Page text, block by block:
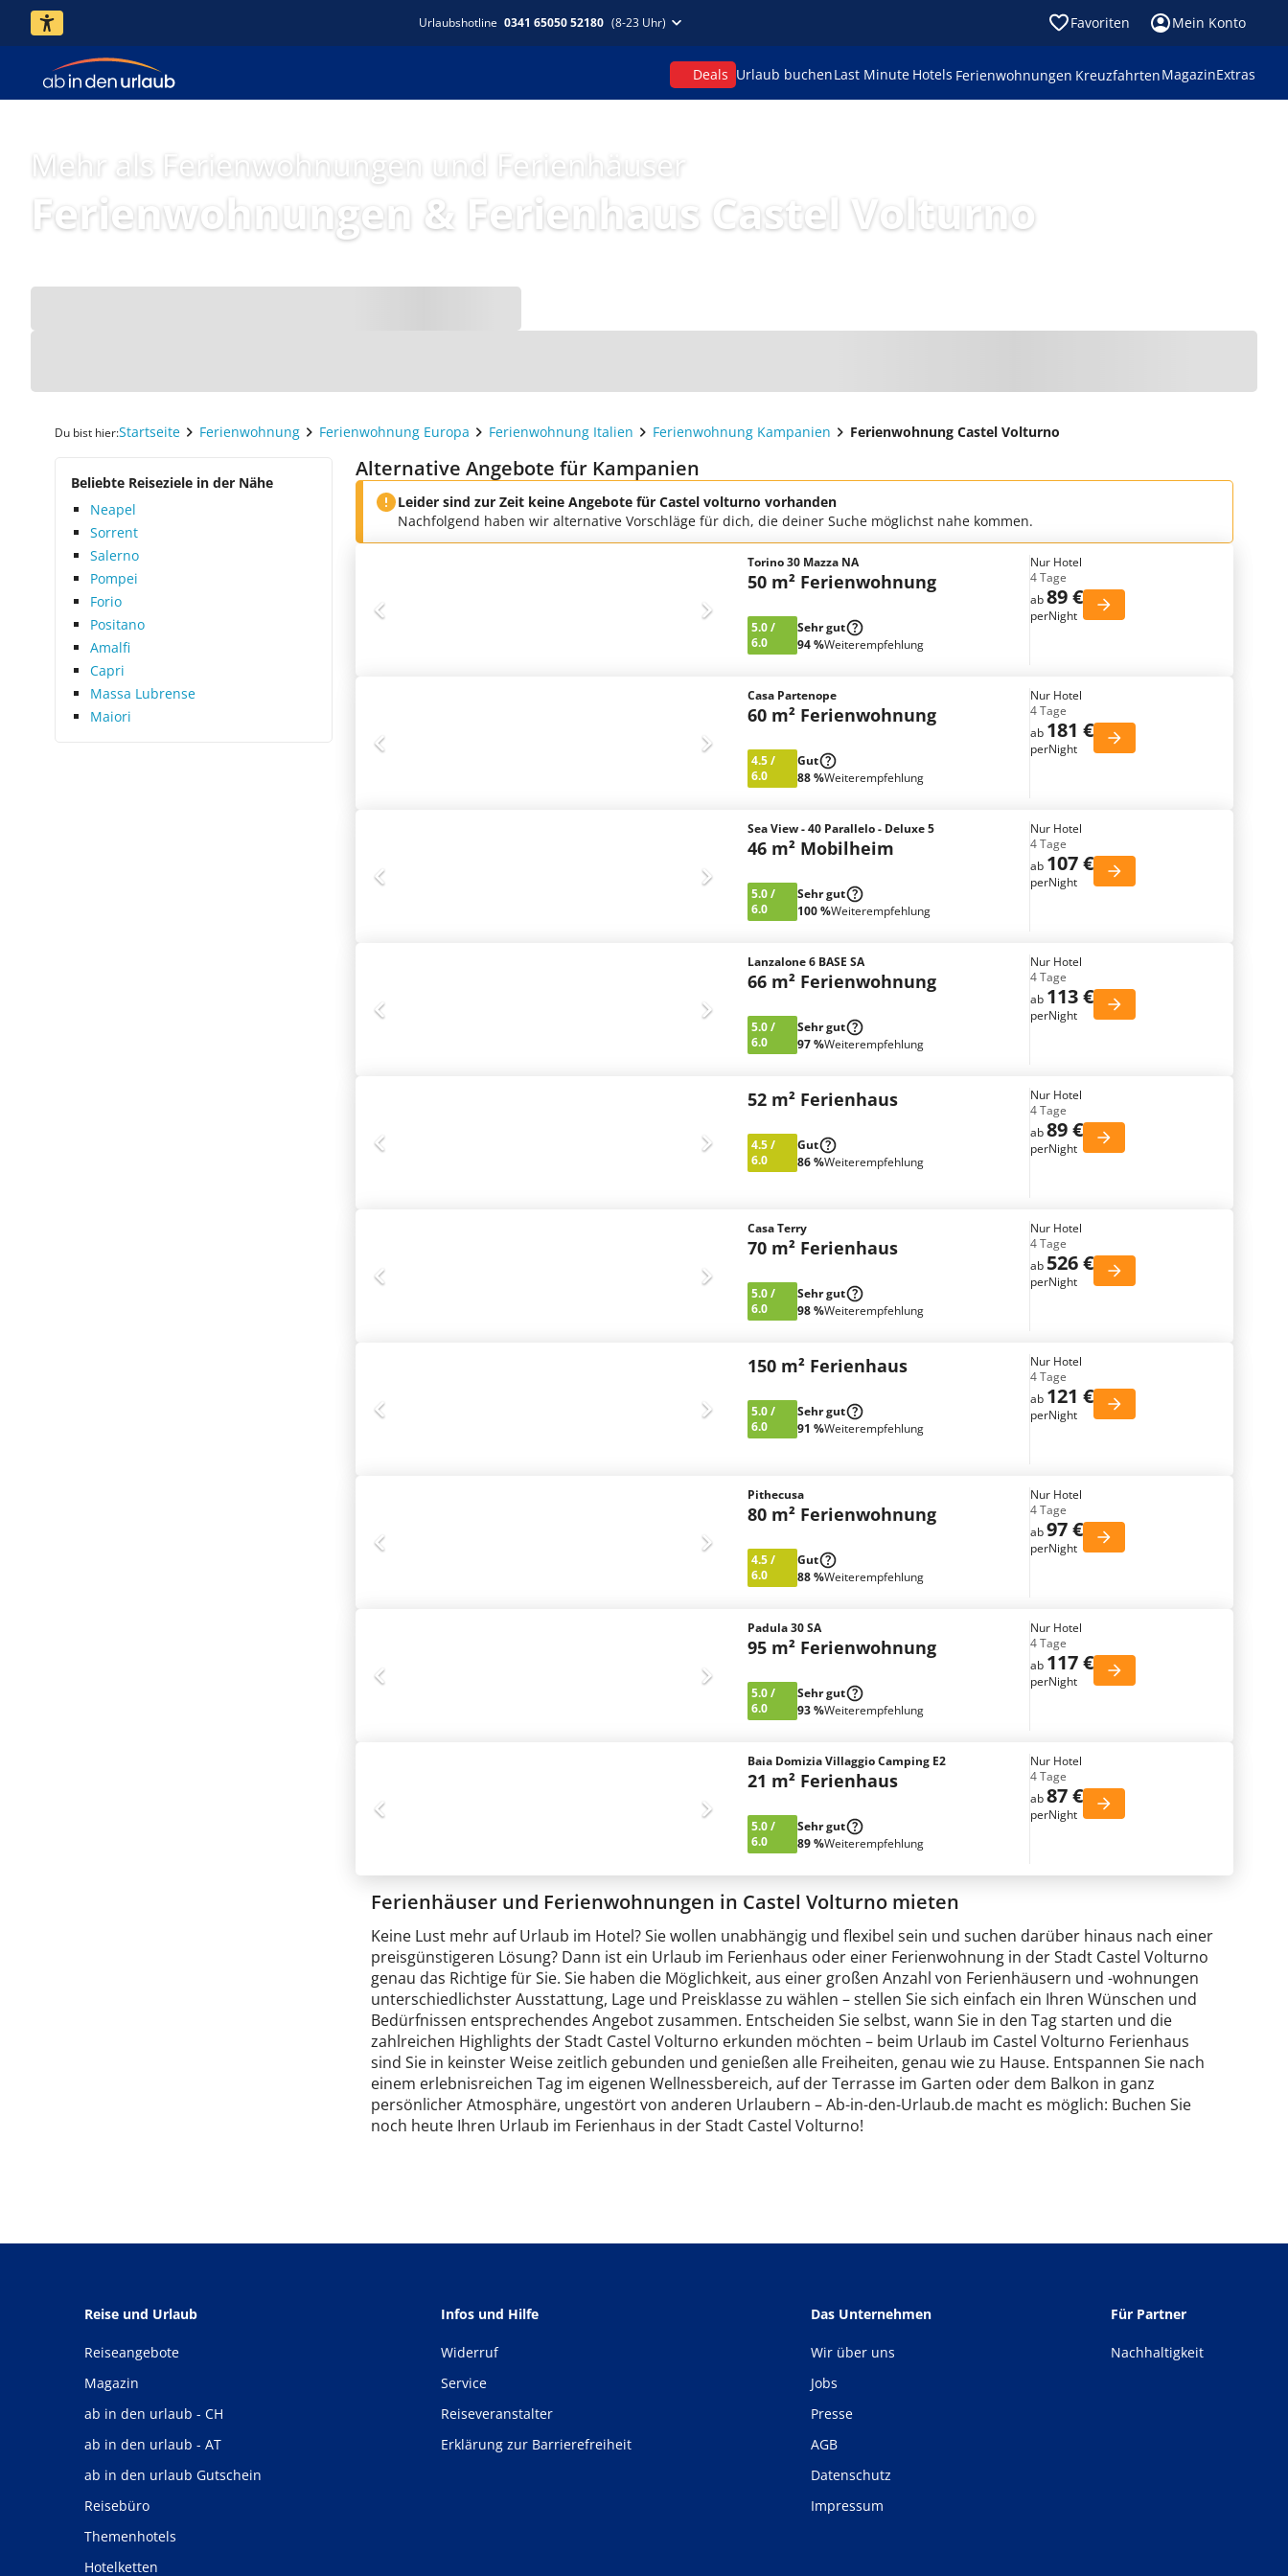
Urlaubshotline 0341 65050 52180 (8-23 Uhr) Favoriten Mein Konto
Deals Urlaub buchenLast Minute Hotels Ferienwohnungen KreuzfahrtenMagazinExtras
Mehr als Ferienwohnungen und Ferienhäuser
Ferienwohnungen & Ferienhaus Castel Volturno
Du bist hier:Startseite Ferienwohnung Ferienwohnung Europa Ferienwohnung Italien Ferienwohnung Kampanien Ferienwohnung Castel Volturno
Beliebte Reiseziele in der Nähe
Neapel
Sorrent
Salerno
Pompei
Forio
Positano
Amalfi
Capri
Massa Lubrense
Maiori
Alternative Angebote für Kampanien
Leider sind zur Zeit keine Angebote für Castel volturno vorhanden
Nachfolgend haben wir alternative Vorschläge für dich, die deiner Suche möglichst nahe kommen.
Torino 30 Mazza NA
50 m² Ferienwohnung
5.0/
6.0
Sehr gut
94 %Weiterempfehlung
Nur Hotel
4 Tage
ab89 €
perNight
Casa Partenope
60 m² Ferienwohnung
4.5/
6.0
Gut
88 %Weiterempfehlung
Nur Hotel
4 Tage
ab 181 €
perNight
Sea View - 40 Parallelo - Deluxe 5
46 m² Mobilheim
5.0/
6.0
Sehr gut
100 %Weiterempfehlung
Nur Hotel
4 Tage
ab 107 €
perNight
Lanzalone 6 BASE SA
66 m² Ferienwohnung
5.0/
6.0
Sehr gut
97 %Weiterempfehlung
Nur Hotel
4 Tage
ab 113 €
perNight
52 m² Ferienhaus
4.5/
6.0
Gut
86 %Weiterempfehlung
Nur Hotel
4 Tage
ab89 €
perNight
Casa Terry
70 m² Ferienhaus
5.0/
6.0
Sehr gut
98 %Weiterempfehlung
Nur Hotel
4 Tage
ab 526 €
perNight
150 m² Ferienhaus
5.0/
6.0
Sehr gut
91 %Weiterempfehlung
Nur Hotel
4 Tage
ab 121 €
perNight
Pithecusa
80 m² Ferienwohnung
4.5/
6.0
Gut
88 %Weiterempfehlung
Nur Hotel
4 Tage
ab97 €
perNight
Padula 30 SA
95 m² Ferienwohnung
5.0/
6.0
Sehr gut
93 %Weiterempfehlung
Nur Hotel
4 Tage
ab 117 €
perNight
Baia Domizia Villaggio Camping E2
21 m² Ferienhaus
5.0/
6.0
Sehr gut
89 %Weiterempfehlung
Nur Hotel
4 Tage
ab87 €
perNight
Ferienhäuser und Ferienwohnungen in Castel Volturno mieten
Keine Lust mehr auf Urlaub im Hotel? Sie wollen unabhängig und flexibel sein und suchen darüber hinaus nach einer
preisgünstigeren Lösung? Dann ist ein Urlaub im Ferienhaus oder einer Ferienwohnung in der Stadt Castel Volturno
genau das Richtige für Sie. Sie haben die Möglichkeit, aus einer großen Anzahl von Ferienhäusern und -wohnungen
unterschiedlichster Ausstattung, Lage und Preisklasse zu wählen – stellen Sie sich einfach ein Ihren Wünschen und
Bedürfnissen entsprechendes Angebot zusammen. Entscheiden Sie selbst, wann Sie in den Tag starten und die
zahlreichen Highlights der Stadt Castel Volturno erkunden möchten – beim Urlaub im Castel Volturno Ferienhaus
sind Sie in keinster Weise zeitlich gebunden und genießen alle Freiheiten, genau wie zu Hause. Entspannen Sie nach
einem erlebnisreichen Tag im eigenen Wellnessbereich, auf der Terrasse im Garten oder dem Balkon in ganz
persönlicher Atmosphäre, ungestört von anderen Urlaubern – Ab-in-den-Urlaub.de macht es möglich: Buchen Sie
noch heute Ihren Urlaub im Ferienhaus in der Stadt Castel Volturno!
Reise und Urlaub
Reiseangebote
Magazin
ab in den urlaub - CH
ab in den urlaub - AT
ab in den urlaub Gutschein
Reisebüro
Themenhotels
Hotelketten
Infos und Hilfe
Widerruf
Service
Reiseveranstalter
Erklärung zur Barrierefreiheit
Das Unternehmen
Wir über uns
Jobs
Presse
AGB
Datenschutz
Impressum
Für Partner
Nachhaltigkeit